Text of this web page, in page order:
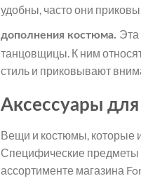
удобны, часто они
дополнения костюма. Эта
танцовщицы. К ним
стиль и приковывают
Аксессуары
Вещи и костюмы, которые
Специфические предметы
ассортименте магазина